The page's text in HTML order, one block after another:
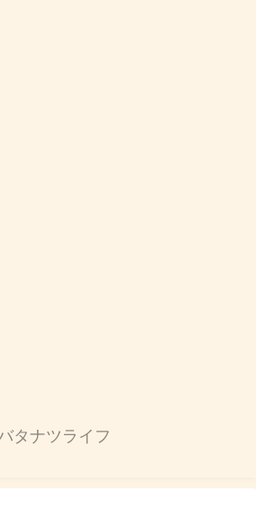
タナツライフ